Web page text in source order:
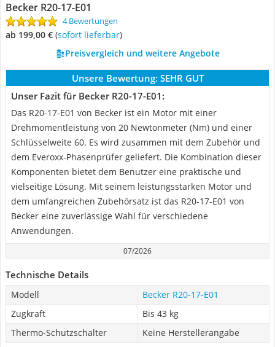
Becker R20-17-E01
4 Bewertungen
ab 199,00 € ( Sofort lieferbar)
Preisvergleich und weitere Angebote
Unsere Bewertung: SEHR GUT
Unser Fazit für Becker R20-17-E01:
Das R20-17-E01 von Becker ist ein Motor mit einer
Drehmomentleistung von 20 Newtonmeter (Nm) und einer
Schlüsselweite 60. Es wird zusammen mit dem Zubehör und
dem Everoxx-Phasenprüfer geliefert. Die Kombination dieser
Komponenten bietet dem Benutzer eine praktische und
vielseitige Lösung. Mit seinem leistungsstarken Motor und
dem umfangreichen Zubehörsatz ist das R20-17-E01 von
Becker eine zuverlässige Wahl für verschiedene
Anwendungen.
07/2026
Technische Details
Modell
Becker R20-17-E01
Zugkraft
Bis 43 kg
Thermo-Schutzschalter
Keine Herstellerangabe